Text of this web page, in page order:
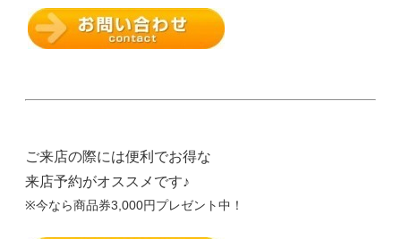
ご来店の際には便利でお得な
来店予約がオススメです♪
※今なら商品券3,000円プレゼント中！